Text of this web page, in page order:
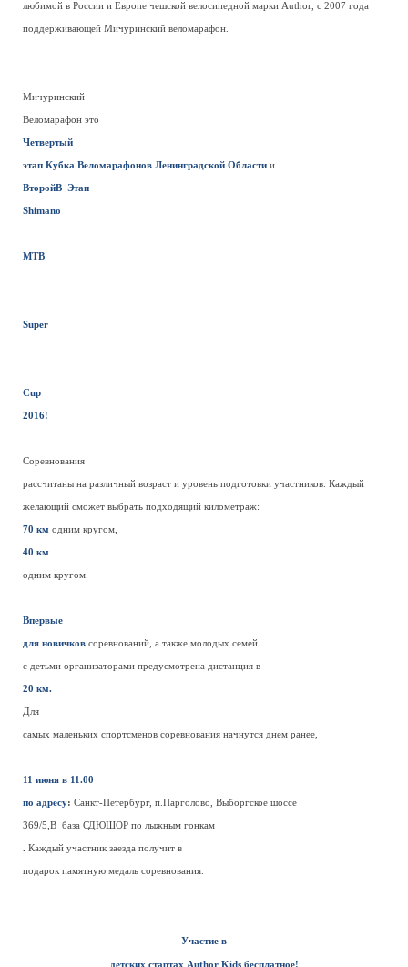
любимой в России и Европе чешской велосипедной марки Author, с 2007 года
поддерживающей Мичуринский веломарафон.
Мичуринский
Веломарафон это
Четвертый
этап Кубка Веломарафонов Ленинградской Области и
ВторойВ Этап
Shimano
MTB
Super
Cup
2016!
Соревнования
рассчитаны на различный возраст и уровень подготовки участников. Каждый
желающий сможет выбрать подходящий километраж:
70 км одним кругом,
40 км
одним кругом.
Впервые
для новичков соревнований, а также молодых семей
с детьми организаторами предусмотрена дистанция в
20 км.
Для
самых маленьких спортсменов соревнования начнутся днем ранее,
11 июня в 11.00
по адресу: Санкт-Петербург, п.Парголово, Выборгское шоссе
369/5,В база СДЮШОР по лыжным гонкам
. Каждый участник заезда получит в
подарок памятную медаль соревнования.
Участие в
детских стартах Author Kids бесплатное!